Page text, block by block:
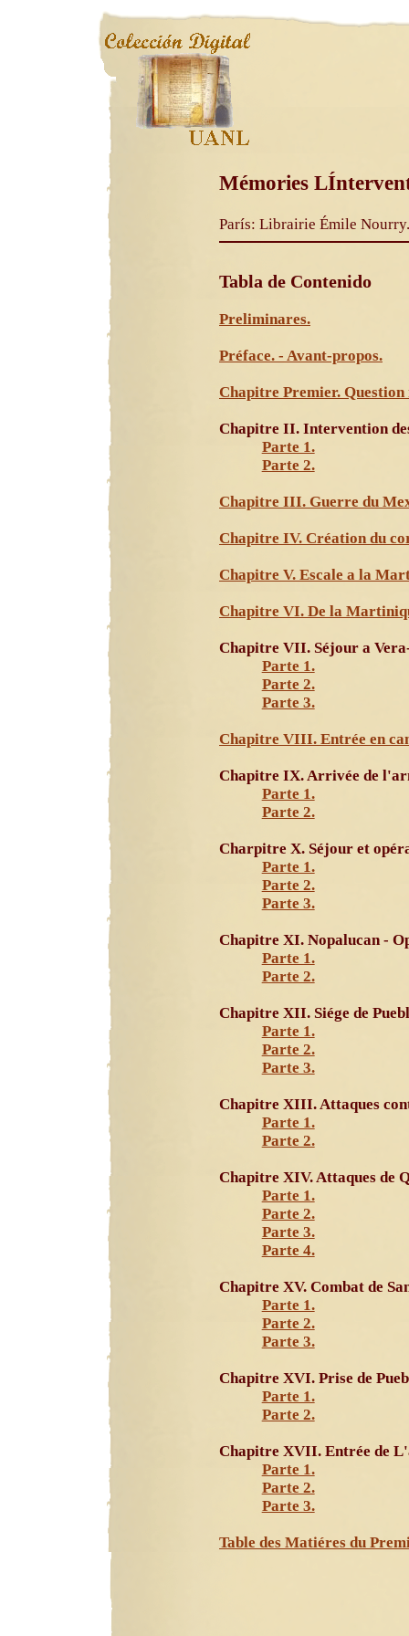
Mémories
París: Librairie Émile
Tabla de Contenido
Preliminares.
Préface. - Avant-propos.
Chapitre Premier. Question
Chapitre II. Intervention
Parte 1.
Parte 2.
Chapitre III. Guerre du
Chapitre IV. Création du
Chapitre V. Escale a la
Chapitre VI. De la
Chapitre VII. Séjour a
Parte 1.
Parte 2.
Parte 3.
Chapitre VIII. Entrée en
Chapitre IX. Arrivée de
Parte 1.
Parte 2.
Charpitre X. Séjour et
Parte 1.
Parte 2.
Parte 3.
Chapitre XI. Nopalucan -
Parte 1.
Parte 2.
Chapitre XII. Siége de
Parte 1.
Parte 2.
Parte 3.
Chapitre XIII. Attaques
Parte 1.
Parte 2.
Chapitre XIV. Attaques de
Parte 1.
Parte 2.
Parte 3.
Parte 4.
Chapitre XV. Combat de
Parte 1.
Parte 2.
Parte 3.
Chapitre XVI. Prise de
Parte 1.
Parte 2.
Chapitre XVII. Entrée de
Parte 1.
Parte 2.
Parte 3.
Table des Matiéres du